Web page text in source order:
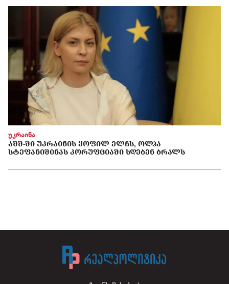
უკრაინა
ᲐᲨᲨ-ᲨᲘ ᲣᲙᲠᲐᲘᲜᲘᲡ ᲧᲝᲤᲘᲚ ᲔᲚᲩᲡ, ᲝᲚᲰᲐ
ᲡᲢᲔᲤᲐᲜᲘᲨᲘᲜᲐᲡ ᲙᲝᲠᲣᲤᲪᲘᲐᲨᲘ ᲡᲓᲔᲑᲔᲜ ᲑᲠᲐᲚᲡ